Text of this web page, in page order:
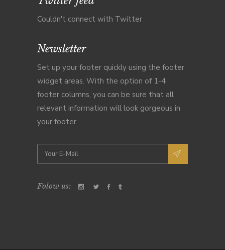
Couldn't connect with Twitter
Newsletter
Set up your footer quickly using the footer
widget areas. With the option of 1-4
footer columns, you can be sure that all
relevant information will look gorgeous in
your footer.
Folow us: